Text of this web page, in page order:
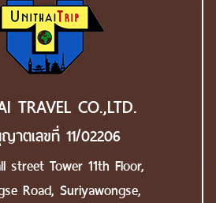
TRAVEL CO.,LTD.
าตเลขที่ 11/02206
street Tower 11th Floor,
Road, Suriyawongse,